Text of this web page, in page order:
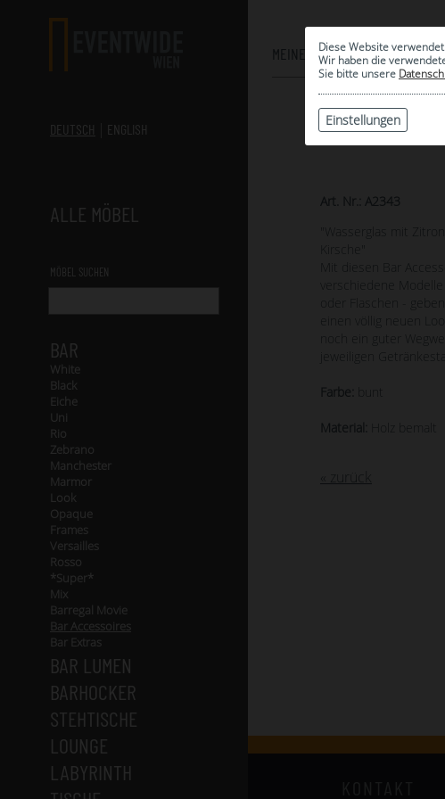
Diese Website
Wir haben die
Sie bitte unsere
Einstellungen
DEUTSCH ENGLISH
ALLE MÖBEL
MÖBEL SUCHEN
BAR
White
Black
Eiche
Uni
Rio
Zebrano
Manchester
Marmor
Look
Opaque
Frames
Versailles
Rosso
*Super*
Mix
Barregal Movie
Bar Accessoires
Bar Extras
BAR LUMEN
BARHOCKER
STEHTISCHE
LOUNGE
LABYRINTH
MEINE AUSWAHL
0
|
Art. Nr.: A2343
"Wasserglas mit
Mit diesen Bar
verschiedene Modelle
oder Flaschen -
einen völlig neuen
noch ein guter
jeweiligen
Farbe: bunt
Material: Holz bemalt
« zurück